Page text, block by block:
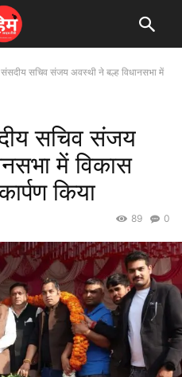
सचिव संजय अवस्थी ने बल्ह विधानसभा में
सचिव संजय
में विकास
किया
0
89